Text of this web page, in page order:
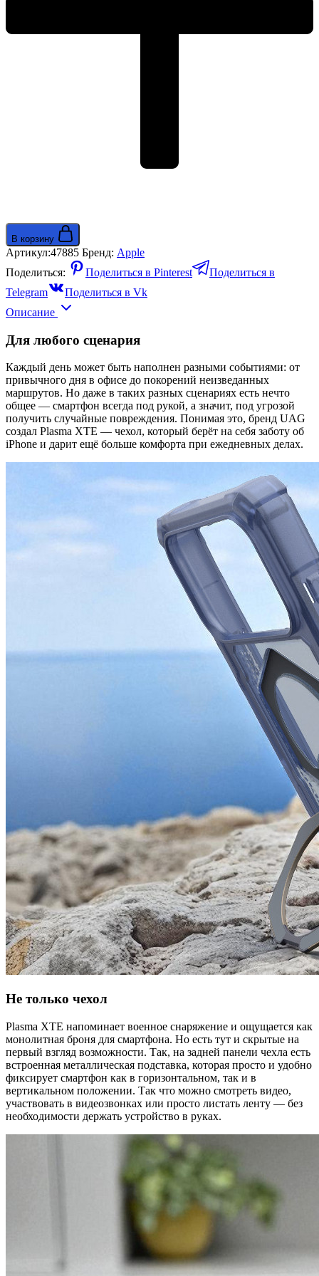
оранжевый
В корзину
Артикул:47885 Бренд: Apple
Поделиться:
Поделиться в Pinterest
Поделиться в
Telegram
Поделиться в Vk
Описание
Для любого сценария
Каждый день может быть наполнен разными событиями: от
привычного дня в офисе до покорений неизведанных
маршрутов. Но даже в таких разных сценариях есть нечто
общее — смартфон всегда под рукой, а значит, под угрозой
получить случайные повреждения. Понимая это, бренд UAG
создал Plasma XTE — чехол, который берёт на себя заботу об
iPhone и дарит ещё больше комфорта при ежедневных делах.
Не только чехол
Plasma XTE напоминает военное снаряжение и ощущается как
монолитная броня для смартфона. Но есть тут и скрытые на
первый взгляд возможности. Так, на задней панели чехла есть
встроенная металлическая подставка, которая просто и удобно
фиксирует смартфон как в горизонтальном, так и в
вертикальном положении. Так что можно смотреть видео,
участвовать в видеозвонках или просто листать ленту — без
необходимости держать устройство в руках.